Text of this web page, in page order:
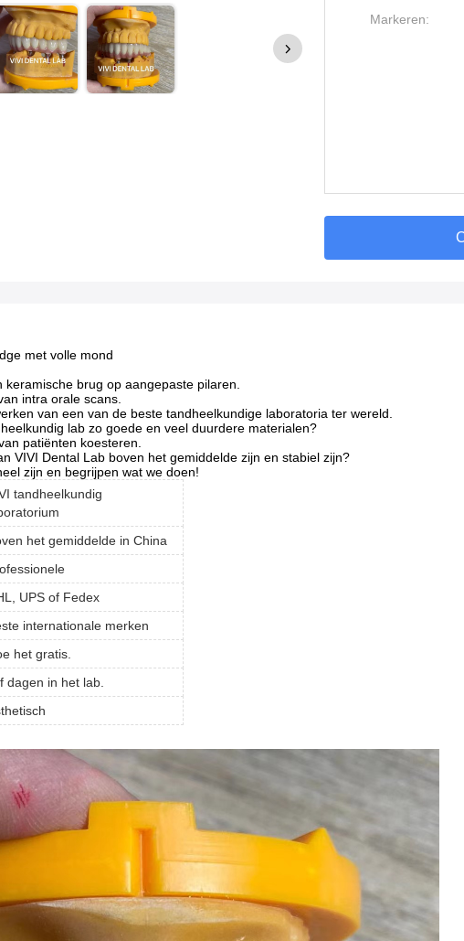
Markeren:
met volle mond
brug op aangepaste pilaren.
intra orale scans.
van een van de beste tandheelkundige laboratoria ter wereld.
lab zo goede en veel duurdere materialen?
patiënten koesteren.
VIVI Dental Lab boven het gemiddelde zijn en stabiel zijn?
zijn en begrijpen wat we doen!
tandheelkundig
het gemiddelde in China
UPS of Fedex
internationale merken
het gratis.
dagen in het lab.